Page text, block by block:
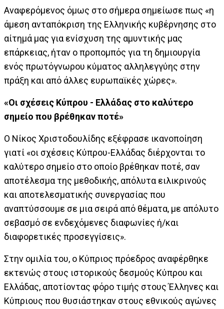
Αναφερόμενος όμως στο σήμερα σημείωσε πως «η
άμεση ανταπόκριση της Ελληνικής κυβέρνησης στο
αίτημά μας για ενίσχυση της αμυντικής μας
επάρκειας, ήταν ο προπομπός για τη δημιουργία
ενός πρωτόγνωρου κύματος αλληλεγγύης στην
πράξη και από άλλες ευρωπαϊκές χώρες».
«Οι σχέσεις Κύπρου - Ελλάδας στο καλύτερο
σημείο που βρέθηκαν ποτέ»
Ο Νίκος Χριστοδουλίδης εξέφρασε ικανοποίηση
γιατί «οι σχέσεις Κύπρου-Ελλάδας διέρχονται το
καλύτερο σημείο στο οποίο βρέθηκαν ποτέ, σαν
αποτέλεσμα της μεθοδικής, απόλυτα ειλικρινούς
και αποτελεσματικής συνεργασίας που
αναπτύσσουμε σε μια σειρά από θέματα, με απόλυτο
σεβασμό σε ενδεχόμενες διαφωνίες ή/και
διαφορετικές προσεγγίσεις».
Στην ομιλία του, ο Κύπριος πρόεδρος αναφέρθηκε
εκτενώς στους ιστορικούς δεσμούς Κύπρου και
Ελλάδας, αποτίοντας φόρο τιμής στους Έλληνες και
Κύπριους που θυσιάστηκαν στους εθνικούς αγώνες